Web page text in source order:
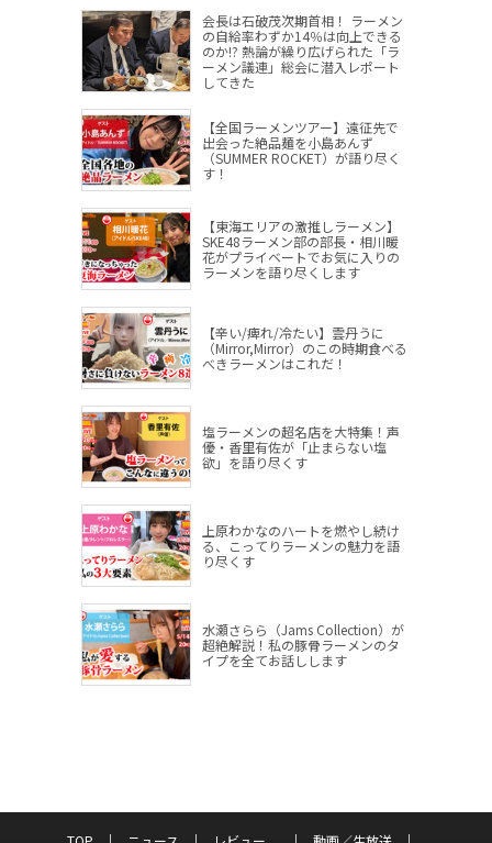
会長は石破茂次期首相！ ラーメン
の自給率わずか14％は向上できる
のか!? 熱論が繰り広げられた「ラ
ーメン議連」総会に潜入レポート
してきた
【全国ラーメンツアー】遠征先で
出会った絶品麺を小島あんず
（SUMMER ROCKET）が語り尽く
す！
【東海エリアの激推しラーメン】
SKE48ラーメン部の部長・相川暖
花がプライベートでお気に入りの
ラーメンを語り尽くします
【辛い/痺れ/冷たい】雲丹うに
（Mirror,Mirror）のこの時期食べる
べきラーメンはこれだ！
塩ラーメンの超名店を大特集！声
優・香里有佐が「止まらない塩
欲」を語り尽くす
上原わかなのハートを燃やし続け
る、こってりラーメンの魅力を語
り尽くす
水瀬さらら（Jams Collection）が
超絶解説！私の豚骨ラーメンのタ
イプを全てお話しします